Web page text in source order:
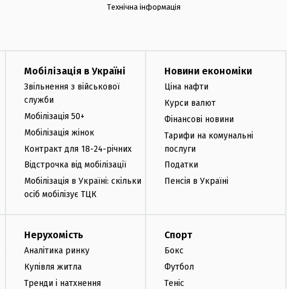
Технічна інформація
Мобілізація в Україні
Звільнення з військової
служби
Мобілізація 50+
Мобілізація жінок
Контракт для 18-24-річних
Відстрочка від мобілізації
Мобілізація в Україні: скільки
осіб мобілізує ТЦК
Новини економіки
Ціна нафти
Курси валют
Фінансові новини
Тарифи на комунальні
послуги
Податки
Пенсія в Україні
Нерухомість
Аналітика ринку
Купівля житла
Тренди і натхнення
Спорт
Бокс
Футбол
Теніс